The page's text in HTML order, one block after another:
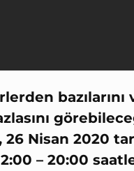
bazılarını
26 Nisan 2020
– 20:00